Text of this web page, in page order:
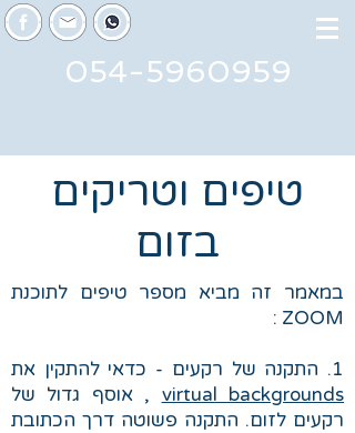
054-5960959
טיפים וטריקים
בזום
במאמר זה מביא מספר טיפים לתוכנת
ZOOM :
1. התקנה של רקעים - כדאי להתקין את
virtual backgrounds , אוסף גדול של
רקעים לזום. התקנה פשוטה דרך הכתובת